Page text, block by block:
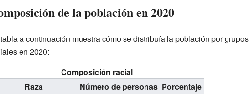
de la población en 2020
a continuación muestra cómo se distribuía la población por grupos
en 2020:
Composición racial
Raza
Número de personas Porcentaje